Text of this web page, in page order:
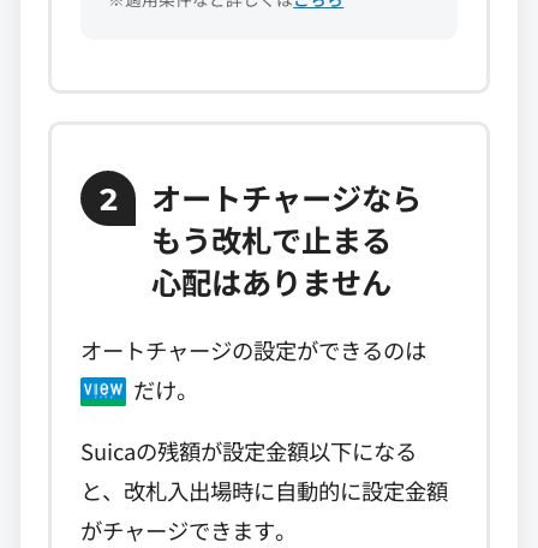
2
オートチャージなら
もう改札で止まる
心配はありません
オートチャージの設定ができるのは
だけ。
Suicaの残額が設定金額以下になる
と、改札入出場時に自動的に設定金額
がチャージできます。